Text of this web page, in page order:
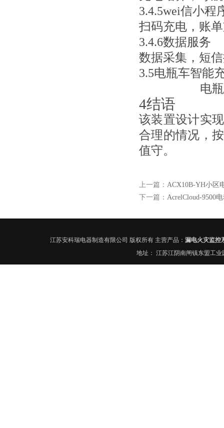
3.4.5wei信小程
扫码充电，账
3.4.6数据服务
数据采集，短
3.5电瓶车智能
电
4结语
该装置设计实
合理的情况，
值守。
上一篇： ACX10B-YH小区
下一篇： AcrelCloud-9500
江苏安科瑞电器制造有限公司 版权所有 主营产品： 漏电火灾监控
地址： 江苏江阴南闸镇东盟工业